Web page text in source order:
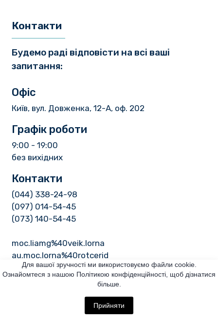
Контакти
Будемо раді відповісти на всі ваші
запитання:
Офіс
Київ, вул. Довженка, 12-А, оф. 202
Графік роботи
9:00 - 19:00
без вихідних
Контакти
(044) 338-24-98
(097) 014-54-45
(073) 140-54-45
moc.liamg%40veik.lorna
au.moc.lorna%40rotcerid
Для вашої зручності ми використовуємо файли cookie.
Ознайомтеся з нашою Політикою конфіденційності, щоб дізнатися
більше.
Прийняти